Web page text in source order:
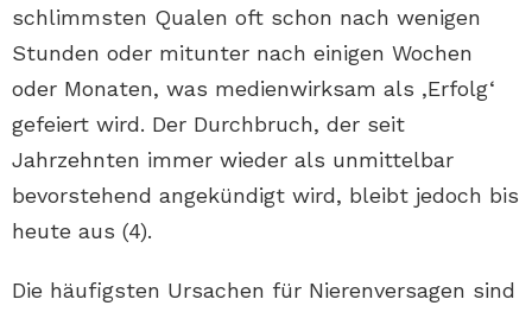
schlimmsten Qualen oft schon nach wenigen
Stunden oder mitunter nach einigen Wochen
oder Monaten, was medienwirksam als ‚Erfolg‘
gefeiert wird. Der Durchbruch, der seit
Jahrzehnten immer wieder als unmittelbar
bevorstehend angekündigt wird, bleibt jedoch bis
heute aus (4).
Die häufigsten Ursachen für Nierenversagen sind